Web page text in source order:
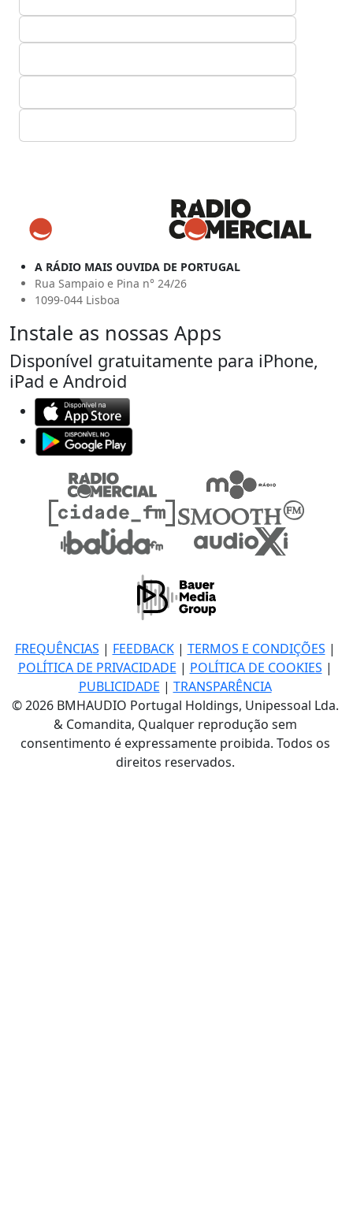
A RÁDIO MAIS OUVIDA DE PORTUGAL
Rua Sampaio e Pina n° 24/26
1099-044 Lisboa
Instale as nossas Apps
Disponível gratuitamente para iPhone,
iPad e Android
FREQUÊNCIAS | FEEDBACK| TERMOS E CONDIÇÕES |
POLÍTICA DE PRIVACIDADE | POLÍTICA DE COOKIES |
PUBLICIDADE | TRANSPARÊNCIA
© 2026 BMHAUDIO Portugal Holdings, Unipessoal Lda.
& Comandita, Qualquer reprodução sem
consentimento é expressamente proibida. Todos os
direitos reservados.